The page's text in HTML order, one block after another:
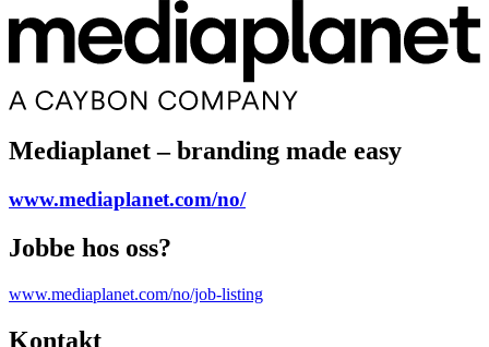
Mediaplanet – branding made easy
www.mediaplanet.com/no/
Jobbe hos oss?
www.mediaplanet.com/no/job-listing
Kontakt